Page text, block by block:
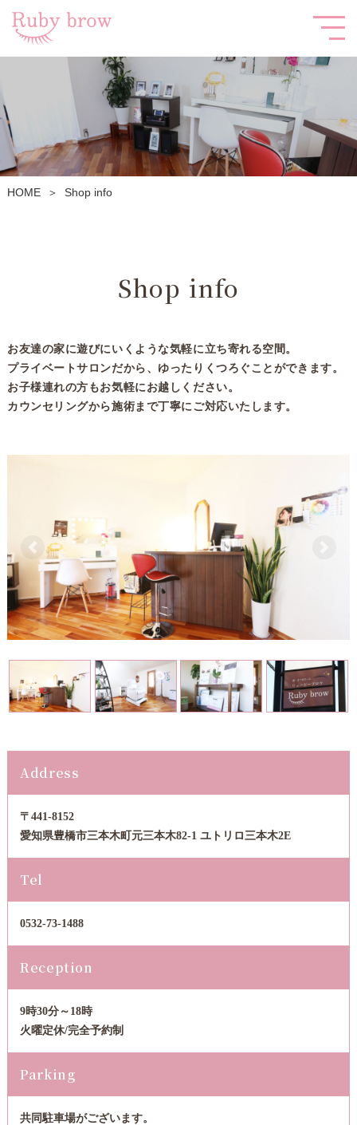
HOME ＞ Shop info
Shop info
お友達の家に遊びにいくような気軽に立ち寄れる空間。
プライベートサロンだから、ゆったりくつろぐことができます。
お子様連れの方もお気軽にお越しください。
カウンセリングから施術まで丁寧にご対応いたします。
前へ
Address
〒441-8152
愛知県豊橋市三本木町元三本木82-1 ユトリロ三本木2E
Tel
0532-73-1488
Reception
9時30分～18時
火曜定休/完全予約制
Parking
共同駐車場がございます。